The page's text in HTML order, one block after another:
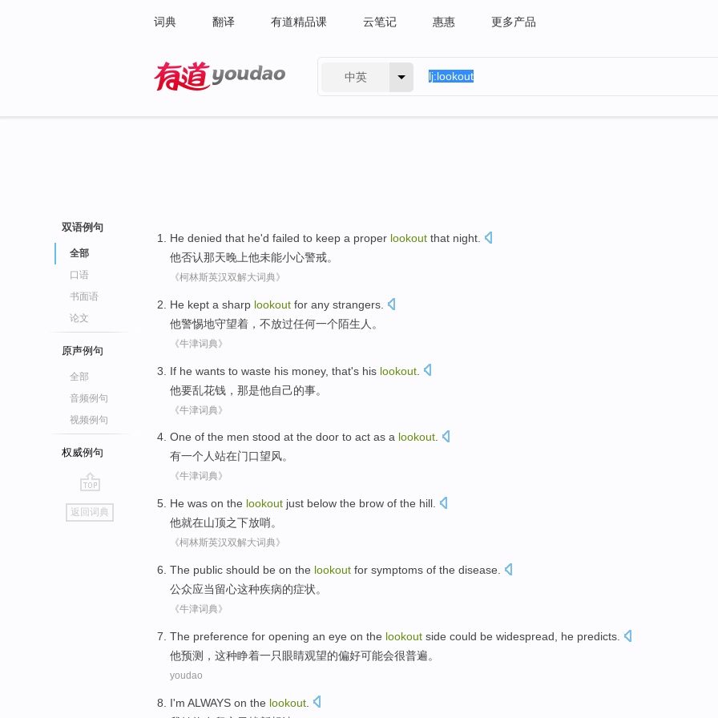
词典 翻译 有道精品课 云笔记 惠惠 更多产品
中英
双语例句
全部
口语
书面语
论文
原声例句
全部
音频例句
视频例句
权威例句
go
top
返回词典
He denied that he'd failed to keep a proper lookout that night
他否认那天晚上他未能小心警戒。
《柯林斯英汉双解大词典》
He kept a sharp lookout for any strangers
他警惕地守望着，不放过任何一个陌生人。
《牛津词典》
If he wants to waste his money, that's his lookout
他要乱花钱， 那是他自己的事。
《牛津词典》
One of the men stood at the door to act as a lookout.
有一个人站在门口望风。
《牛津词典》
He was on the lookout just below the brow of the hill
他就在山顶之下放哨。
《柯林斯英汉双解大词典》
The public should be on the lookout for symptoms of the disease
公众应当留心这种疾病的症状。
《牛津词典》
The preference for opening an eye on the lookout side could be widespread he predicts
他预测 ，这种睁着一只 眼睛观望的偏好可能会很普遍。
youdao
I'm ALWAYS on the lookout